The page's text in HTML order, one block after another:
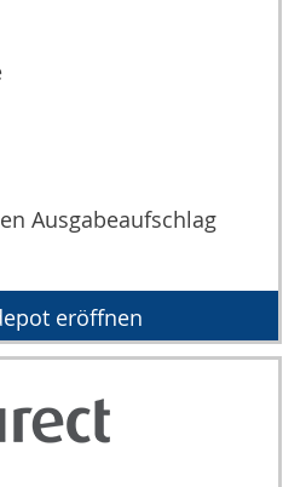
Ausgabeaufschlag
eröffnen